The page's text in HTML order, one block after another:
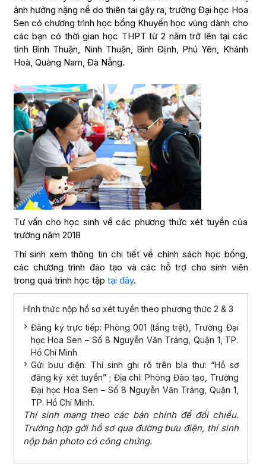
ảnh hưởng nặng nề do thiên tai gây ra, trường Đại học Hoa
Sen có chương trình học bổng Khuyến học vùng dành cho
các bạn có thời gian học THPT từ 2 năm trở lên tại các
tỉnh Bình Thuận, Ninh Thuận, Bình Định, Phú Yên, Khánh
Hoà, Quảng Nam, Đà Nẵng.
Tư vấn cho học sinh về các phương thức xét tuyển của
trường năm 2018
Thí sinh xem thông tin chi tiết về chính sách học bổng,
các chương trình đào tạo và các hỗ trợ cho sinh viên
trong quá trình học tập tại đây.
Hình thức nộp hồ sơ xét tuyển theo phương thức 2 & 3
Đăng ký trực tiếp: Phòng 001 (tầng trệt), Trường Đại
học Hoa Sen – Số 8 Nguyễn Văn Tráng, Quận 1, TP.
Hồ Chí Minh
Gửi bưu điện: Thí sinh ghi rõ trên bìa thư: “Hồ sơ
đăng ký xét tuyển” ; Địa chỉ: Phòng Đào tạo, Trường
Đại học Hoa Sen – Số 8 Nguyễn Văn Tráng, Quận 1,
TP. Hồ Chí Minh.
Thí sinh mang theo các bản chính để đối chiếu.
Trường hợp gởi hồ sơ qua đường bưu điện, thí sinh
nộp bản photo có công chứng.